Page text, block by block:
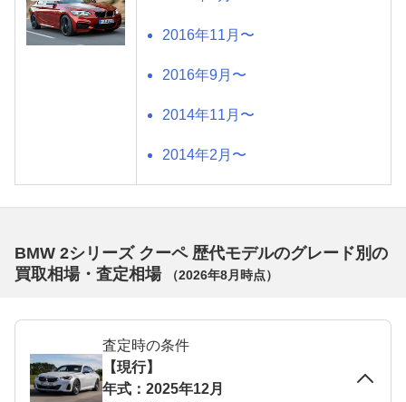
2016年11月〜
2016年9月〜
2014年11月〜
2014年2月〜
BMW 2シリーズ クーペ 歴代モデルのグレード別の
買取相場・査定相場
（2026年8月 時点）
査定時の条件
【現行】
年式：2025年12月